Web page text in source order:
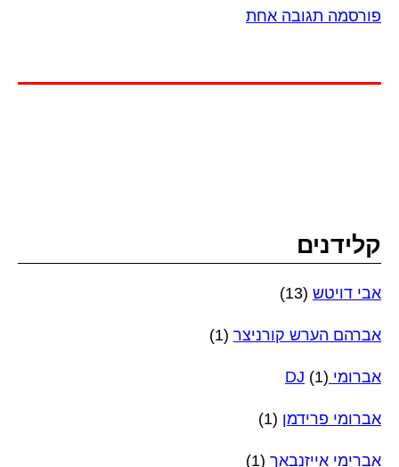
פורסמה תגובה אחת
קלידנים
אבי דויטש (13)
אברהם הערש קורניצר (1)
אברומי DJ (1)
אברומי פרידמן (1)
אברימי אייזנבאך (1)